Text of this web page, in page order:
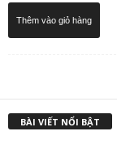
Thêm vào giỏ hàng
BÀI VIẾT NỔI BẬT